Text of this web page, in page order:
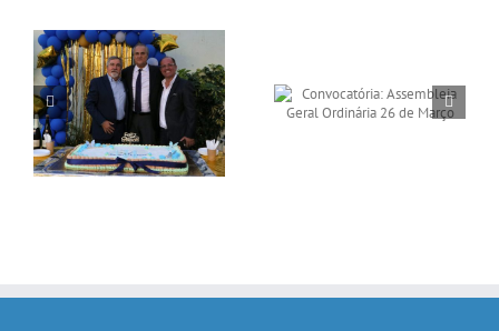
Convocatória:
Assembleia Geral
Ordinária 26 de Março
Eleição dos Novos